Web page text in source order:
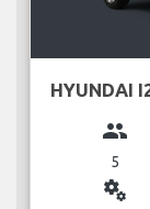
HYUNDAI
group
5
miscellaneous_services